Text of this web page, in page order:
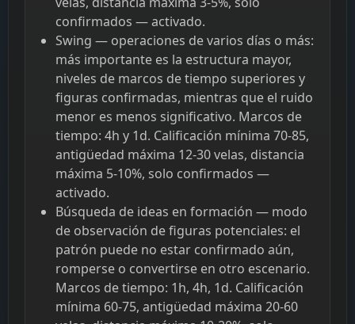
confirmados — activado.
Swing — operaciones de varios días o más:
más importante es la estructura mayor,
niveles de marcos de tiempo superiores y
figuras confirmadas, mientras que el ruido
menor es menos significativo. Marcos de
tiempo: 4h y 1d. Calificación mínima 70-85,
antigüedad máxima 12-30 velas, distancia
máxima 5-10%, solo confirmados —
activado.
Búsqueda de ideas en formación — modo
de observación de figuras potenciales: el
patrón puede no estar confirmado aún,
romperse o convertirse en otro escenario.
Marcos de tiempo: 1h, 4h, 1d. Calificación
mínima 60-75, antigüedad máxima 20-60